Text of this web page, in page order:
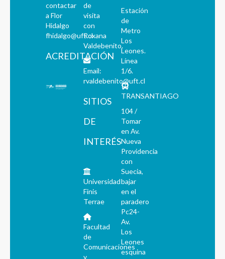
contactar
a Flor
Hidalgo
fhidalgo@uft.cl
ACREDITACIÓN
de
visita
con
Roxana
Valdebenito.
Email:
rvaldebenito@uft.cl
SITIOS
DE
INTERÉS
Universidad
Finis
Terrae
Facultad
de
Comunicaciones
y
Estación
de
Metro
Los
Leones.
Línea
1/6.
TRANSANTIAGO
104 /
Tomar
en Av.
Nueva
Providencia
con
Suecia,
bajar
en el
paradero
Pc24-
Av.
Los
Leones
esquina